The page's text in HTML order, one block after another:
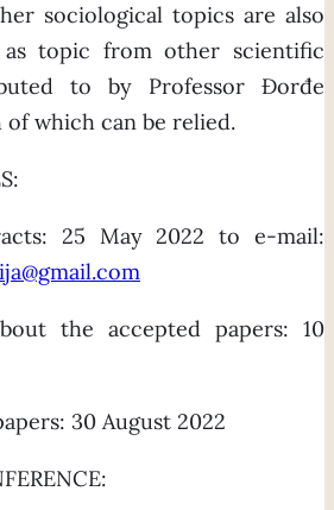
sociological topics are also
as topic from other scientific
to by Professor Đorđe
of which can be relied.
25 May 2022 to e-mail:
the accepted papers: 10
30 August 2022